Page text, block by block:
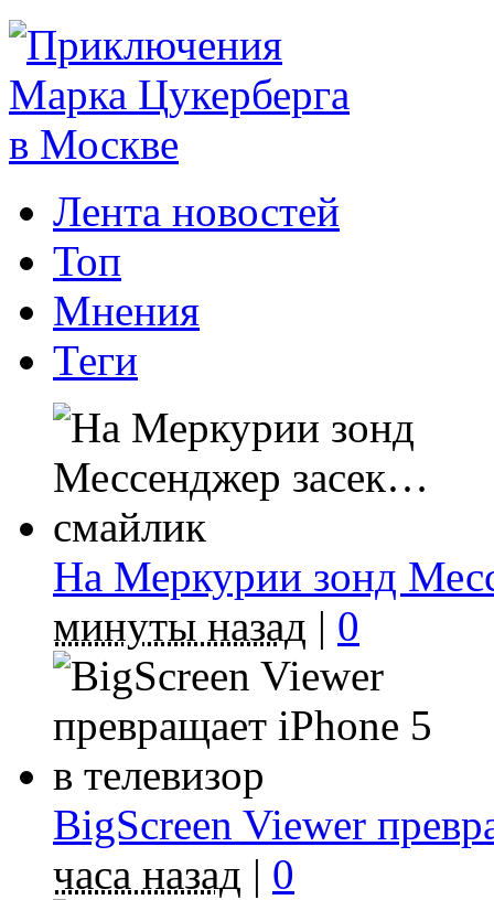
Лента новостей
Топ
Мнения
Теги
На Меркурии зонд
минуты назад | 0
BigScreen Viewer
часа назад | 0